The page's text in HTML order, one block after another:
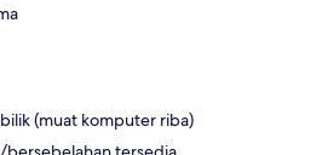
(muat komputer riba)